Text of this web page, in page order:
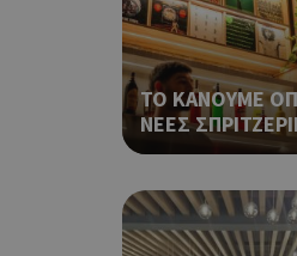
ΤΟ ΚΑΝΟΥΜΕ
ΝΕΕΣ